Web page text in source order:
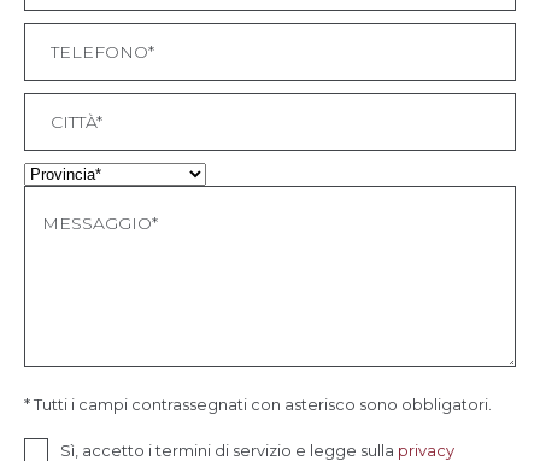
* Tutti i campi contrassegnati con asterisco sono obbligatori.
Sì, accetto i termini di servizio e legge sulla privacy